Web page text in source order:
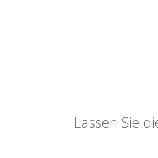
Lassen Sie